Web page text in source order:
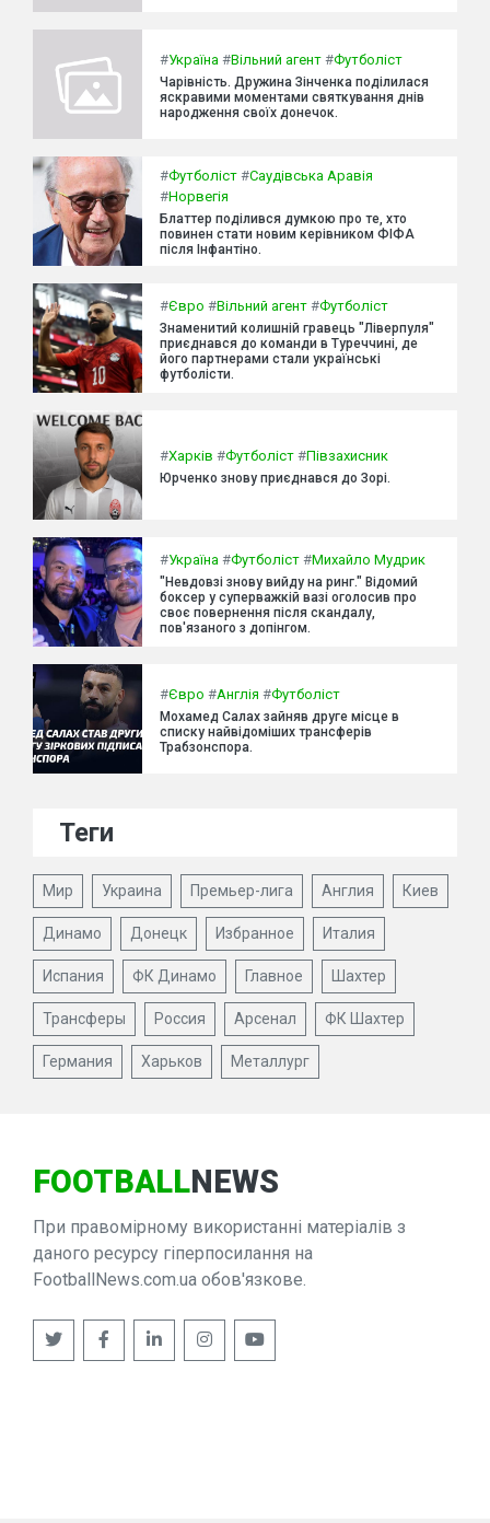
#Україна #Вільний агент #Футболіст
Чарівність. Дружина Зінченка поділилася
яскравими моментами святкування днів
народження своїх донечок.
#Футболіст #Саудівська Аравія
#Норвегія
Блаттер поділився думкою про те, хто
повинен стати новим керівником ФІФА
після Інфантіно.
#Євро #Вільний агент #Футболіст
Знаменитий колишній гравець "Ліверпуля"
приєднався до команди в Туреччині, де
його партнерами стали українські
футболісти.
#Харків #Футболіст #Півзахисник
Юрченко знову приєднався до Зорі.
#Україна #Футболіст #Михайло Мудрик
"Невдовзі знову вийду на ринг." Відомий
боксер у суперважкій вазі оголосив про
своє повернення після скандалу,
пов'язаного з допінгом.
#Євро #Англія #Футболіст
Мохамед Салах зайняв друге місце в
списку найвідоміших трансферів
Трабзонспора.
Теги
Мир Украина Премьер-лига Англия Киев
Динамо Донецк Избранное Италия
Испания ФК Динамо Главное Шахтер
Трансферы Россия Арсенал ФК Шахтер
Германия Харьков Металлург
FOOTBALLNEWS
При правомірному використанні матеріалів з
даного ресурсу гіперпосилання на
FootballNews.com.ua обов'язкове.